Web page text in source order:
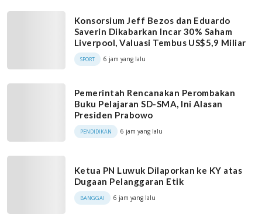
Konsorsium Jeff Bezos dan Eduardo
Saverin Dikabarkan Incar 30% Saham
Liverpool, Valuasi Tembus US$5,9 Miliar
SPORT 6 jam yang lalu
Pemerintah Rencanakan Perombakan
Buku Pelajaran SD-SMA, Ini Alasan
Presiden Prabowo
PENDIDIKAN 6 jam yang lalu
Ketua PN Luwuk Dilaporkan ke KY atas
Dugaan Pelanggaran Etik
BANGGAI 6 jam yang lalu